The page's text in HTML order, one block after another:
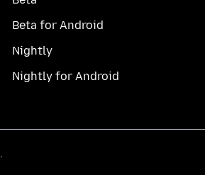
Beta for Android
Nightly
Nightly for Android
.